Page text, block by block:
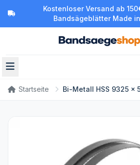
Kostenloser Versand ab
Bandsägeblätter Made
Startseite Bi-Metall HSS 9325 x